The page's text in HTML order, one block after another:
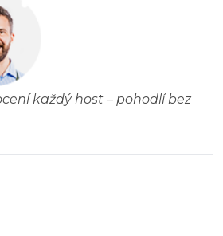
každý host – pohodlí bez